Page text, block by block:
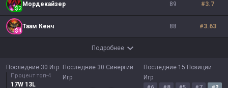
$2
Мордекайзер 89 #3.7
$4
Таам Кенч 88 #3.63
Подробнее
Последние 30 Игр
Процент топ-4
17W 13L
Последние 30 Синергии
Игр
Последние 15 Позиции
Игр